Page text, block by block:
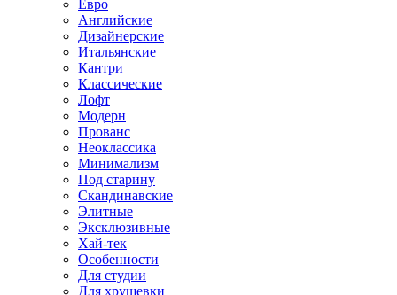
Евро
Английские
Дизайнерские
Итальянские
Кантри
Классические
Лофт
Модерн
Прованс
Неоклассика
Минимализм
Под старину
Скандинавские
Элитные
Эксклюзивные
Хай-тек
Особенности
Для студии
Для хрущевки